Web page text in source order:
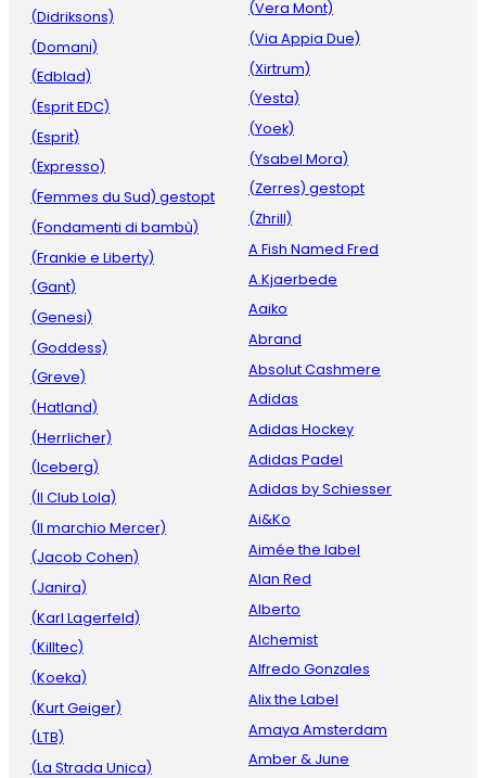
(Didriksons)
(Domani)
(Edblad)
(Esprit EDC)
(Esprit)
(Expresso)
(Femmes du Sud) gestopt
(Fondamenti di bambù)
(Frankie e Liberty)
(Gant)
(Genesi)
(Goddess)
(Greve)
(Hatland)
(Herrlicher)
(Iceberg)
(Il Club Lola)
(Il marchio Mercer)
(Jacob Cohen)
(Janira)
(Karl Lagerfeld)
(Killtec)
(Koeka)
(Kurt Geiger)
(LTB)
(La Strada Unica)
(Vera Mont)
(Via Appia Due)
(Xirtrum)
(Yesta)
(Yoek)
(Ysabel Mora)
(Zerres) gestopt
(Zhrill)
A Fish Named Fred
A.Kjaerbede
Aaiko
Abrand
Absolut Cashmere
Adidas
Adidas Hockey
Adidas Padel
Adidas by Schiesser
Ai&Ko
Aimée the label
Alan Red
Alberto
Alchemist
Alfredo Gonzales
Alix the Label
Amaya Amsterdam
Amber & June